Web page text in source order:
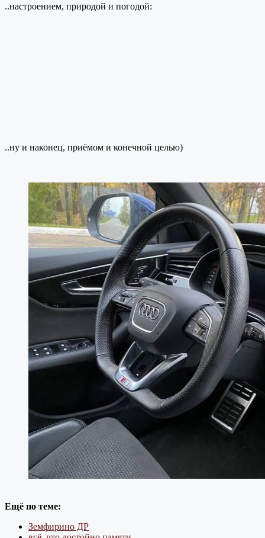
..настроением, природой и погодой:
..ну и наконец, приёмом и конечной целью)
Ещё по теме:
Земфирино ДР